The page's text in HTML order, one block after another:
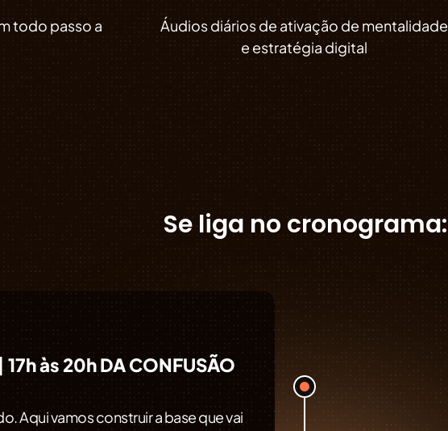
todo passo a
Áudios diários de ativação de mentalidade
e estratégia digital
Se liga no cronograma:
às 20hDA CONFUSÃO
Aqui vamos construir a base que vai